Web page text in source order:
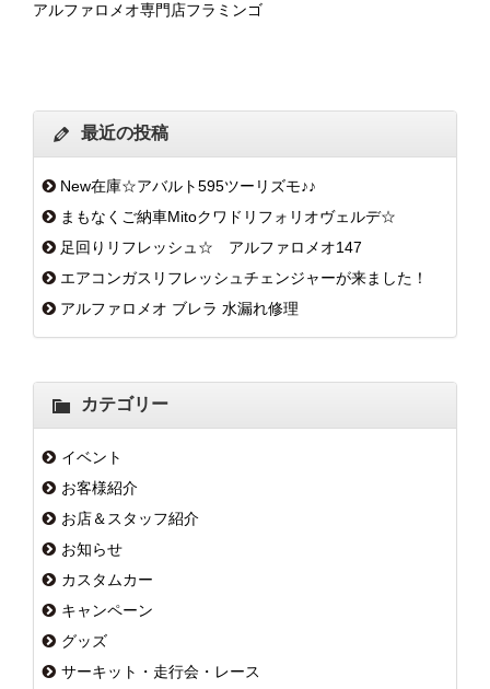
アルファロメオ専門店フラミンゴ
最近の投稿
New在庫☆アバルト595ツーリズモ♪♪
まもなくご納車Mitoクワドリフォリオヴェルデ☆
足回りリフレッシュ☆ アルファロメオ147
エアコンガスリフレッシュチェンジャーが来ました！
アルファロメオ ブレラ 水漏れ修理
カテゴリー
イベント
お客様紹介
お店＆スタッフ紹介
お知らせ
カスタムカー
キャンペーン
グッズ
サーキット・走行会・レース